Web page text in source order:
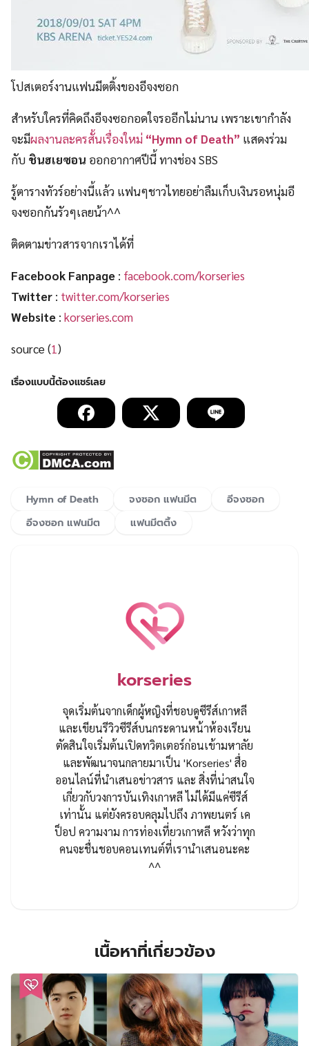
โปสเตอร์งานแฟนมีตติ้งของอีจงซอก
สำหรับใครที่คิดถึงอีจงซอกอดใจรออีกไม่นาน เพราะเขากำลัง
จะมีผลงานละครสั้นเรื่องใหม่ “Hymn of Death” แสดงร่วม
กับ ชินฮเยซอน ออกอากาศปีนี้ ทางช่อง SBS
รู้ตารางทัวร์อย่างนี้แล้ว แฟนๆชาวไทยอย่าลืมเก็บเงินรอหนุ่มอี
จงซอกกันรัวๆเลยน้า^^
ติดตามข่าวสารจากเราได้ที่
Facebook Fanpage : facebook.com/korseries
Twitter : twitter.com/korseries
Website : korseries.com
source (1)
Hymn of Death จงซอก แฟนมีต
อีจงซอก
อีจงซอก แฟนมีต
แฟนมีตติ้ง
korseries
จุดเริ่มต้นจากเด็กผู้หญิงที่ชอบดูซีรีส์เกาหลี
และเขียนรีวิวซีรีส์บนกระดานหน้าห้องเรียน
ตัดสินใจเริ่มต้นเปิดทวิตเตอร์ก่อนเข้ามหาลัย
และพัฒนาจนกลายมาเป็น 'Korseries' สื่อ
ออนไลน์ที่นำเสนอข่าวสาร และ สิ่งที่น่าสนใจ
เกี่ยวกับวงการบันเทิงเกาหลี ไม่ได้มีแค่ซีรีส์
เท่านั้น แต่ยังครอบคลุมไปถึง ภาพยนตร์ เค
ป็อป ความงาม การท่องเที่ยวเกาหลี หวังว่าทุก
คนจะชื่นชอบคอนเทนต์ที่เรานำเสนอนะคะ
^^
เนื้อหาที่เกี่ยวข้อง